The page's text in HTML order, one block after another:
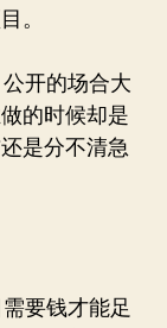
。
开的场合大
的时候却是
是分不清急
要钱才能足